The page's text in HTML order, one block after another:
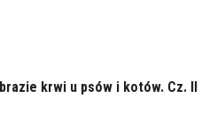
krwi u psów i kotów. Cz. II